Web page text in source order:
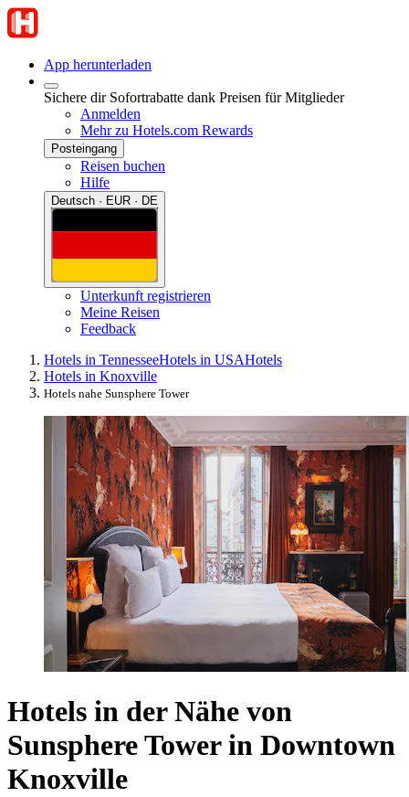
App herunterladen
Sichere dir Sofortrabatte dank Preisen für Mitglieder
Anmelden
Mehr zu Hotels.com Rewards
Posteingang
Reisen buchen
Hilfe
Deutsch · EUR · DE
Unterkunft registrieren
Meine Reisen
Feedback
Hotels in TennesseeHotels in USAHotels
Hotels in Knoxville
Hotels nahe Sunsphere Tower
Hotels in der Nähe von
Sunsphere Tower in Downtown
Knoxville